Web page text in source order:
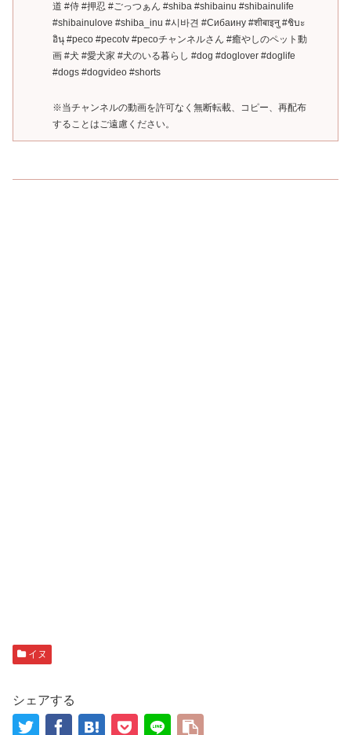
道 #侍 #押忍 #ごっつぁん #shiba #shibainu #shibainulife
#shibainulove #shiba_inu #시바견 #Сибаину #शीबाइनु #ชิบะ
อินุ #peco #pecotv #pecoチャンネルさん #癒やしのペット動
画 #犬 #愛犬家 #犬のいる暮らし #dog #doglover #doglife
#dogs #dogvideo #shorts
※当チャンネルの動画を許可なく無断転載、コピー、再配布
することはご遠慮ください。
イヌ
シェアする